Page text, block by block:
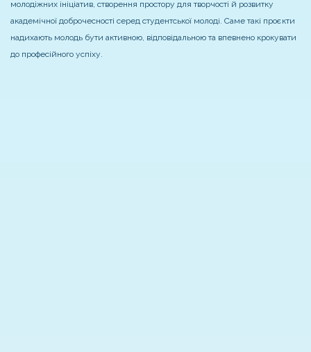
молодіжних ініціатив, створення простору для творчості й розвитку
академічної доброчесності серед студентської молоді. Саме такі проєкти
надихають молодь бути активною, відповідальною та впевнено крокувати
до професійного успіху.